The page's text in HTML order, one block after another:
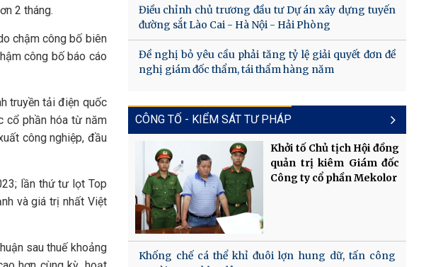
2 tháng.
chậm công bố biên
công bố báo cáo
truyền tải điện quốc
cổ phần hóa từ năm
công nghiệp, đầu
lần thứ tư lọt Top
và giá trị nhất Việt
sau thuế khoảng
Điều chỉnh chủ trương đầu tư Dự án xây dựng tuyến
đường sắt Lào Cai - Hà Nội - Hải Phòng
Đề nghị bỏ yêu cầu phải tăng tỷ lệ giải quyết đơn đề
nghị giám đốc thẩm, tái thẩm hàng năm
CÔNG TỐ - KIỂM SÁT TƯ PHÁP
Khởi tố Chủ tịch Hội đồng
quản trị kiêm Giám đốc
Công ty cổ phần Mekolor
Khống chế cá thể khỉ đuôi lợn hung dữ, tấn công